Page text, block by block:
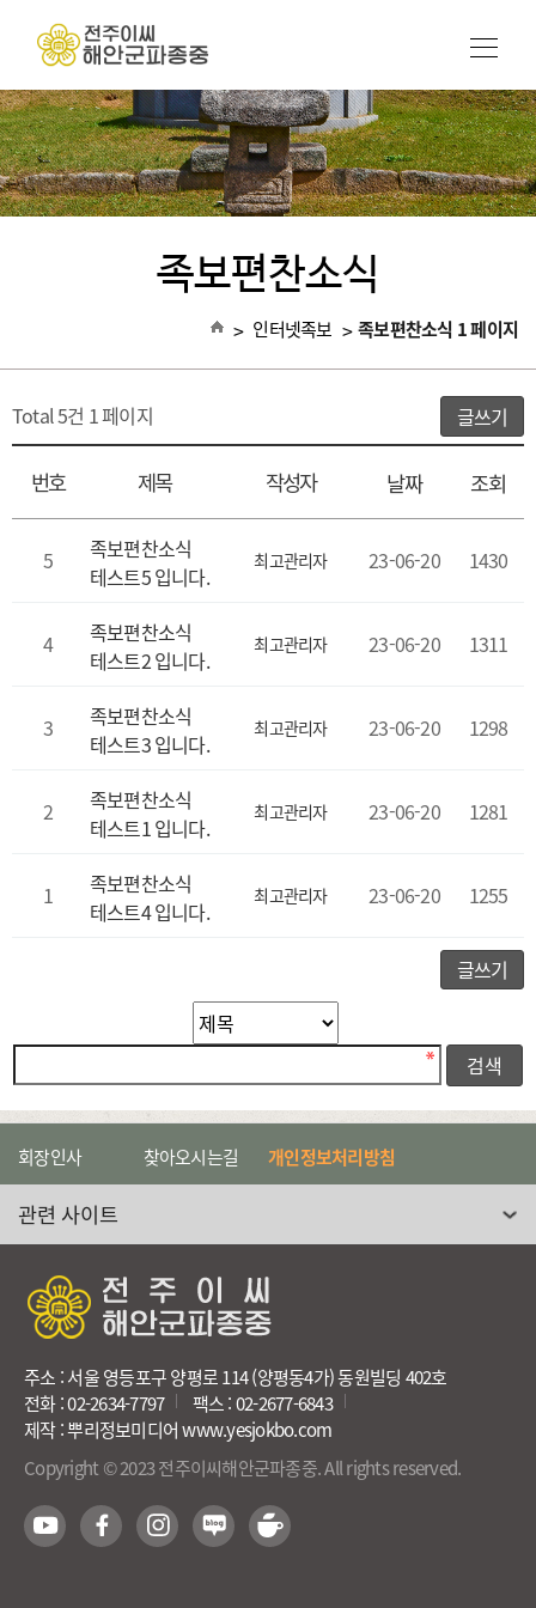
족보편찬소식
> 인터넷족보 > 족보편찬소식 1 페이지
Total 5건 1 페이지 글쓰기
번호 제목 작성자 날짜 조회
5
족보편찬소식
테스트5 입니다.
최고관리자 23-06-20 1430
4
족보편찬소식
테스트2 입니다.
최고관리자 23-06-20 1311
3
족보편찬소식
테스트3 입니다.
최고관리자 23-06-20 1298
2
족보편찬소식
테스트1 입니다.
최고관리자 23-06-20 1281
1
족보편찬소식
테스트4 입니다.
최고관리자 23-06-20 1255
글쓰기
검색대상
회장인사 찾아오시는길 개인정보처리방침
주소 : 서울 영등포구 양평로 114 (양평동4가) 동원빌딩 402호
전화 : 02-2634-7797
팩스 : 02-2677-6843
제작 : 뿌리정보미디어 www.yesjokbo.com
Copyright © 2023 전주이씨해안군파종중. All rights reserved.